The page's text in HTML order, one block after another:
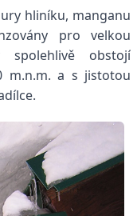
hliníku, manganu
pro velkou
spolehlivě obstojí
m.n.m. a s jistotou